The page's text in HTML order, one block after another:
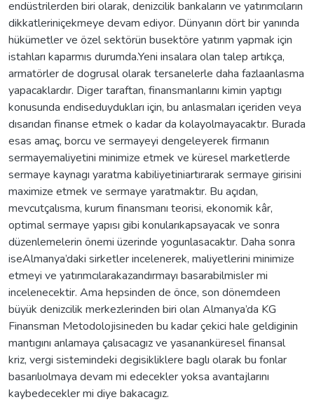
endüstrilerden biri olarak, denizcilik bankaların ve yatırımcıların
dikkatleriniçekmeye devam ediyor. Dünyanın dört bir yanında
hükümetler ve özel sektörün busektöre yatırım yapmak için
istahları kaparmıs durumda.Yeni insalara olan talep artıkça,
armatörler de dogrusal olarak tersanelerle daha fazlaanlasma
yapacaklardır. Diger taraftan, finansmanlarını kimin yaptıgı
konusunda endiseduydukları için, bu anlasmaları içeriden veya
dısarıdan finanse etmek o kadar da kolayolmayacaktır. Burada
esas amaç, borcu ve sermayeyi dengeleyerek firmanın
sermayemaliyetini minimize etmek ve küresel marketlerde
sermaye kaynagı yaratma kabiliyetiniartırarak sermaye girisini
maximize etmek ve sermaye yaratmaktır. Bu açıdan,
mevcutçalısma, kurum finansmanı teorisi, ekonomik kâr,
optimal sermaye yapısı gibi konularıkapsayacak ve sonra
düzenlemelerin önemi üzerinde yogunlasacaktır. Daha sonra
iseAlmanya’daki sirketler incelenerek, maliyetlerini minimize
etmeyi ve yatırımcılarakazandırmayı basarabilmisler mi
incelenecektir. Ama hepsinden de önce, son dönemdeen
büyük denizcilik merkezlerinden biri olan Almanya’da KG
Finansman Metodolojisineden bu kadar çekici hale geldiginin
mantıgını anlamaya çalısacagız ve yasananküresel finansal
kriz, vergi sistemindeki degisikliklere baglı olarak bu fonlar
basarılıolmaya devam mi edecekler yoksa avantajlarını
kaybedecekler mi diye bakacagız.